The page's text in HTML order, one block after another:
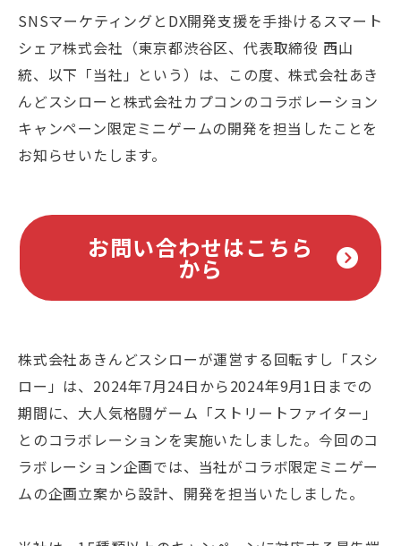
SNSマーケティングとDX開発支援を手掛けるスマート
シェア株式会社（東京都渋谷区、代表取締役 西山
統、以下「当社」という）は、この度、株式会社あき
んどスシローと株式会社カプコンのコラボレーション
キャンペーン限定ミニゲームの開発を担当したことを
お知らせいたします。
お問い合わせはこちら
から
株式会社あきんどスシローが運営する回転すし「スシ
ロー」は、2024年7月24日から2024年9月1日までの
期間に、大人気格闘ゲーム「ストリートファイター」
とのコラボレーションを実施いたしました。今回のコ
ラボレーション企画では、当社がコラボ限定ミニゲー
ムの企画立案から設計、開発を担当いたしました。